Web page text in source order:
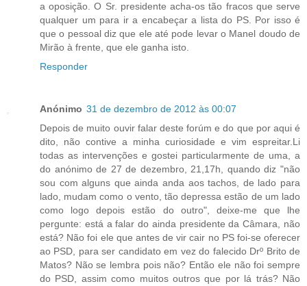
a oposição. O Sr. presidente acha-os tão fracos que serve
qualquer um para ir a encabeçar a lista do PS. Por isso é
que o pessoal diz que ele até pode levar o Manel doudo de
Mirão à frente, que ele ganha isto.
Responder
Anónimo 31 de dezembro de 2012 às 00:07
Depois de muito ouvir falar deste forúm e do que por aqui é
dito, não contive a minha curiosidade e vim espreitar.Li
todas as intervenções e gostei particularmente de uma, a
do anónimo de 27 de dezembro, 21,17h, quando diz "não
sou com alguns que ainda anda aos tachos, de lado para
lado, mudam como o vento, tão depressa estão de um lado
como logo depois estão do outro", deixe-me que lhe
pergunte: está a falar do ainda presidente da Câmara, não
está? Não foi ele que antes de vir cair no PS foi-se oferecer
ao PSD, para ser candidato em vez do falecido Drº Brito de
Matos? Não se lembra pois não? Então ele não foi sempre
do PSD, assim como muitos outros que por lá trás? Não